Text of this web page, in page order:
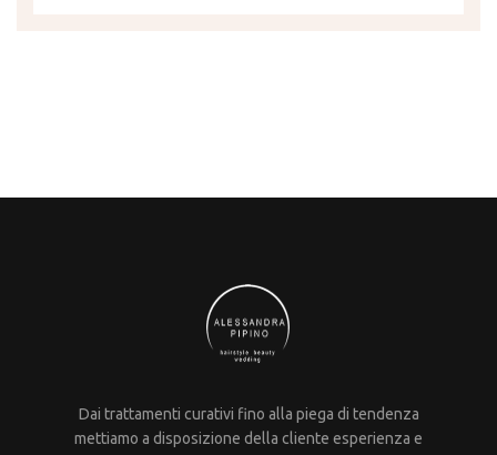
Dai trattamenti curativi fino alla piega di tendenza
mettiamo a disposizione della cliente esperienza e